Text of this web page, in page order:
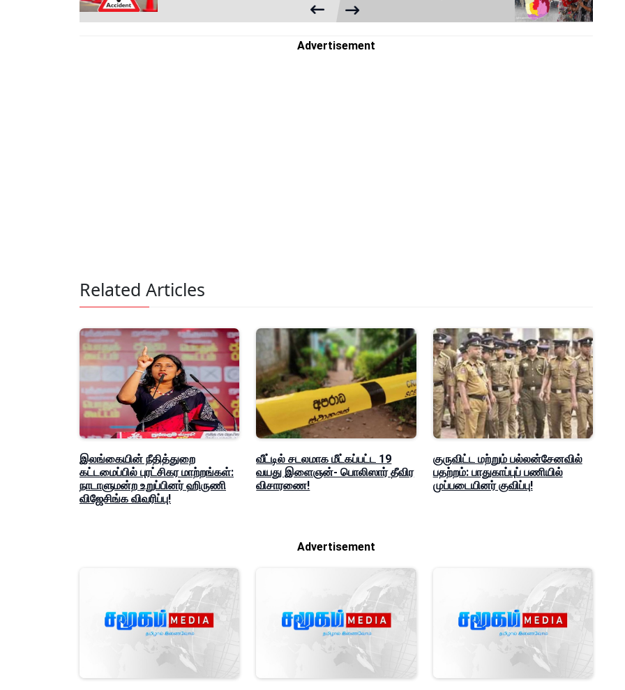
Advertisement
Related Articles
இலங்கையின் நீதித்துறை
கட்டமைப்பில் புரட்சிகர மாற்றங்கள்:
நாடாளுமன்ற உறுப்பினர் ஹிருணி
விஜேசிங்க விவரிப்பு!
வீட்டில் சடலமாக மீட்கப்பட்ட 19
வயது இளைஞன்- பொலிஸார் தீவிர
விசாரணை!
குருவிட்ட மற்றும் பல்லன்சேனவில்
பதற்றம்: பாதுகாப்புப் பணியில்
முப்படையினர் குவிப்பு!
Advertisement